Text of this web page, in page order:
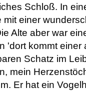
Schloß. In
mit einer
Alte aber war
'dort kommt einer
Schatz im
mein
Er hat ein